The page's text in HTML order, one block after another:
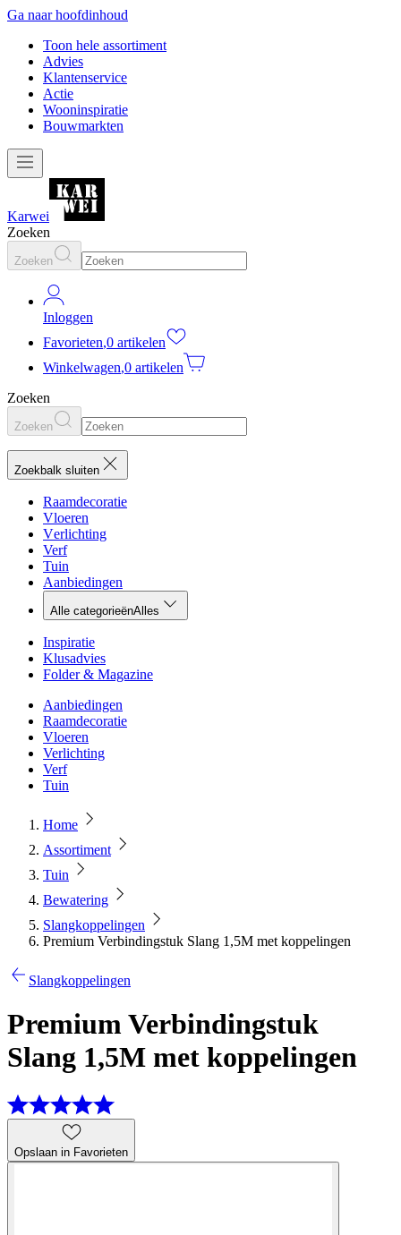
Ga naar hoofdinhoud
Toon hele assortiment
Advies
Klantenservice
Actie
Wooninspiratie
Bouwmarkten
Karwei
Zoeken
Zoeken
Inloggen
Favorieten,0 artikelen
Winkelwagen,0 artikelen
Zoeken
Zoeken
Zoekbalk sluiten
Raamdecoratie
Vloeren
Verlichting
Verf
Tuin
Aanbiedingen
Alle categorieënAlles
Inspiratie
Klusadvies
Folder & Magazine
Aanbiedingen
Raamdecoratie
Vloeren
Verlichting
Verf
Tuin
Home
Assortiment
Tuin
Bewatering
Slangkoppelingen
Premium Verbindingstuk Slang 1,5M met koppelingen
Slangkoppelingen
Premium Verbindingstuk
Slang 1,5M met koppelingen
Opslaan in Favorieten